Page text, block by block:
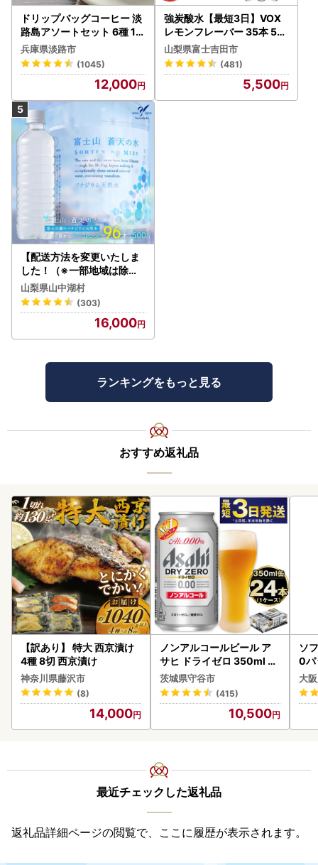
ドリップバッグコーヒー 淡
路島アソートセット 6種 12
0袋 飲み比べ コーヒー
兵庫県淡路市
(1045)
12,000
強炭酸水【最短3日】VOX
レモンフレーバー 35本 50
0ml 【富士吉田市限定カー
トン】炭酸
山梨県富士吉田市
(481)
5,500
【配送方法を変更いたしま
した！（※一部地域は除く
）】＜ラベルレス＞富士山
蒼天の水 500ml×96本（４
ケース）YC001
山梨県山中湖村
(303)
16,000
ランキングをもっと見る
おすすめ返礼品
【訳あり】 特大 西京漬け
4種 8切 西京漬け
神奈川県藤沢市
(8)
14,000
ノンアルコールビール ア
サヒ ドライゼロ 350ml 24
本 ノンアル ビール asashi
守谷市
茨城県守谷市
(415)
10,500
ソ
0
大
最近チェックした返礼品
返礼品詳細ページの閲覧で、ここに履歴が表示されます。